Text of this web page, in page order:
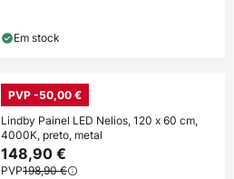
Em stock
PVP -50,00 €
Lindby Painel LED Nelios, 120 x 60 cm,
4000K, preto, metal
148,90 €
PVP198,90 €